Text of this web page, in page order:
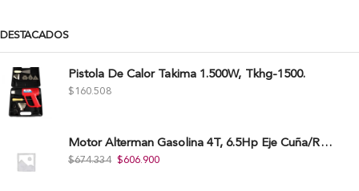
DESTACADOS
Pistola De Calor Takima 1.500W, Tkhg-1500.
$ 160.508
Motor Alterman Gasolina 4T, 6.5Hp Eje Cuña/Rosca 3/4", Xge65K.
$674.334 $606.900